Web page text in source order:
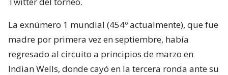
La exnúmero 1 mundial (454º actualmente), que fue
madre por primera vez en septiembre, había
regresado al circuito a principios de marzo en
Indian Wells, donde cayó en la tercera ronda ante su